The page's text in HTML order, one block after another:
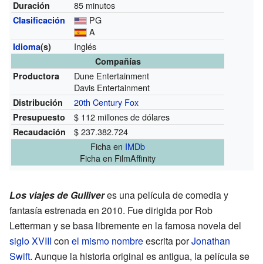
Duración 85 minutos
Clasificación
PG
A
Idioma(s) Inglés
Compañías
Productora
Dune Entertainment
Davis Entertainment
Distribución 20th Century Fox
Presupuesto $ 112 millones de dólares
Recaudación
$ 237.382.724
Ficha en IMDb
Ficha en FilmAffinity
Los viajes de Gulliveres una película de comedia y
fantasía estrenada en 2010. Fue dirigida por Rob
Letterman y se basa libremente en la famosa novela del
siglo XVIII con el mismo nombreescrita porJonathan
Swift. Aunque la historia original es antigua, la película se